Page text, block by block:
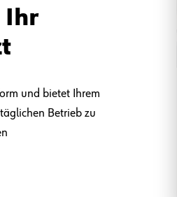
Ihr
und bietet Ihrem
Betrieb zu